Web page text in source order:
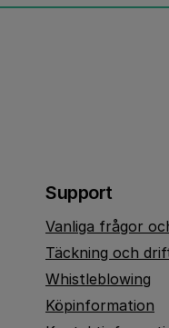
Support
Vanliga frågor
Täckning och
Whistleblowing
Köpinformation